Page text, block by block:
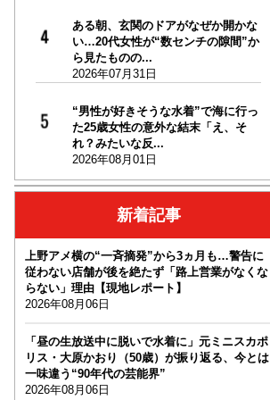
ある朝、玄関のドアがなぜか開かな
い…20代女性が“数センチの隙間”か
ら見たものの...
2026年07月31日
“男性が好きそうな水着”で海に行っ
た25歳女性の意外な結末「え、そ
れ？みたいな反...
2026年08月01日
新着記事
上野アメ横の“一斉摘発”から3ヵ月も…警告に
従わない店舗が後を絶たず「路上営業がなくな
らない」理由【現地レポート】
2026年08月06日
「昼の生放送中に脱いで水着に」元ミニスカポ
リス・大原かおり（50歳）が振り返る、今とは
一味違う“90年代の芸能界”
2026年08月06日